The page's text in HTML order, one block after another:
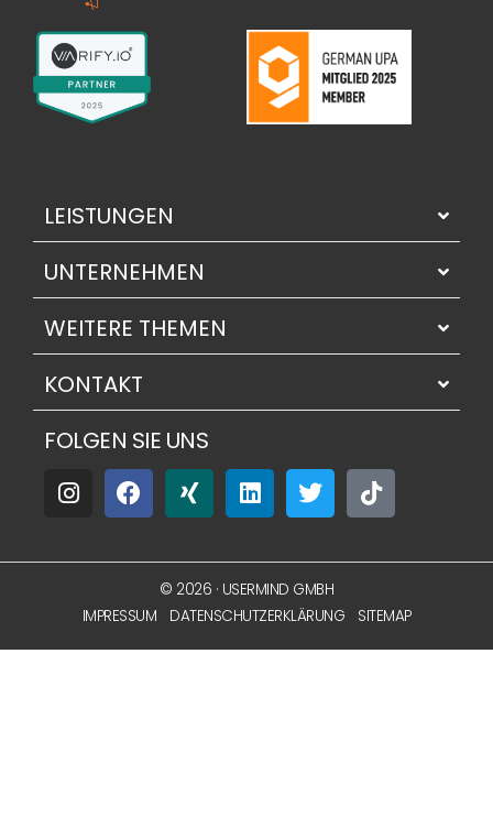
LEISTUNGEN
UNTERNEHMEN
WEITERE THEMEN
KONTAKT
FOLGEN SIE UNS
© 2026 · USERMIND GMBH
IMPRESSUM
DATENSCHUTZERKLÄRUNG SITEMAP